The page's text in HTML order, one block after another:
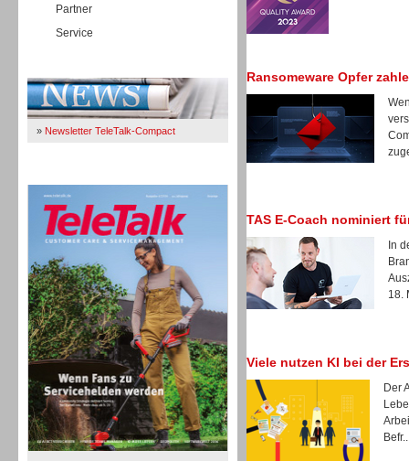
Partner
Service
» Newsletter TeleTalk-Compact
TK- und ACD-Systeme
Ransomeware Opfer
TAS E-Coach nominiert
In
18.
Viele nutzen KI bei der
Der